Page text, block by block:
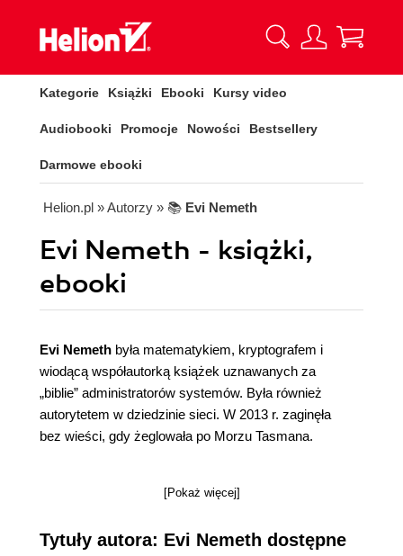
Kategorie Książki Ebooki Kursy video
Audiobooki Promocje Nowości Bestsellery
Darmowe ebooki
Helion.pl » Autorzy » 📚 Evi Nemeth
Evi Nemeth - książki,
ebooki
Evi Nemeth była matematykiem, kryptografem i
wiodącą współautorką książek uznawanych za
„biblie” administratorów systemów. Była również
autorytetem w dziedzinie sieci. W 2013 r. zaginęła
bez wieści, gdy żeglowała po Morzu Tasmana.
[Pokaż więcej]
Tytuły autora: Evi Nemeth dostępne